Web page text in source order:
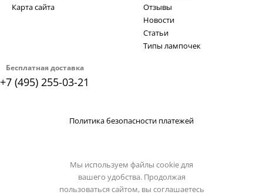
Бесплатная доставка
+7 (495) 255-03-21
Карта сайта
Отзывы
Новости
Статьи
Типы лампочек
Политика безопасности платежей
Мы используем файлы cookie для
вашего удобства. Продолжая
пользоваться сайтом, вы соглашаетесь